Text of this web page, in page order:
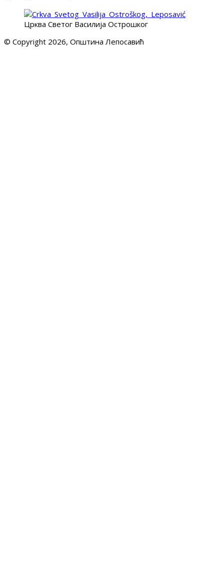
Црква Светог Василија Острошког
© Copyright 2026, Општина Лепосавић